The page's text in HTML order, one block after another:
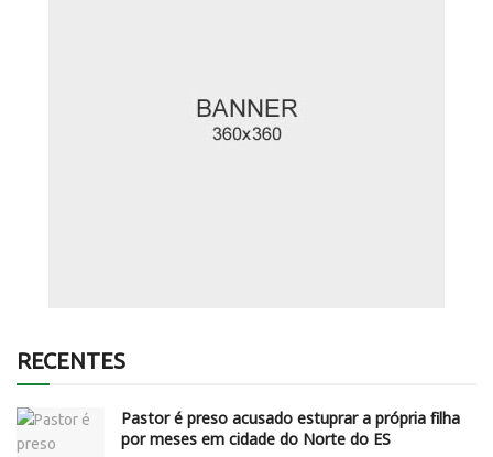
RECENTES
Pastor é preso acusado estuprar a própria filha
por meses em cidade do Norte do ES